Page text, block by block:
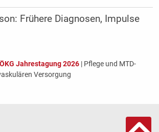
Frühere Diagnosen, Impulse
ÖKG Jahrestagung 2026| Pflege und MTD-
Versorgung